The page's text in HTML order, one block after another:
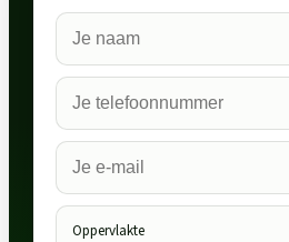
Oppervlakte